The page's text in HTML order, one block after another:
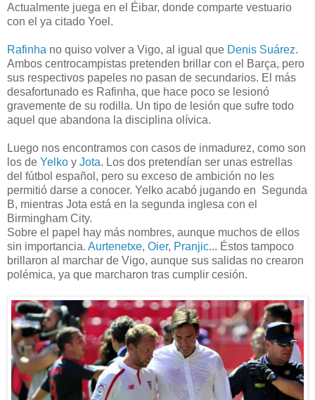
Actualmente juega en el Éibar, donde comparte vestuario
con el ya citado Yoel.
Rafinha no quiso volver a Vigo, al igual que Denis Suárez.
Ambos centrocampistas pretenden brillar con el Barça, pero
sus respectivos papeles no pasan de secundarios. El más
desafortunado es Rafinha, que hace poco se lesionó
gravemente de su rodilla. Un tipo de lesión que sufre todo
aquel que abandona la disciplina olívica.
Luego nos encontramos con casos de inmadurez, como son
los de Yelko y Jota. Los dos pretendían ser unas estrellas
del fútbol español, pero su exceso de ambición no les
permitió darse a conocer. Yelko acabó jugando en Segunda
B, mientras Jota está en la segunda inglesa con el
Birmingham City.
Sobre el papel hay más nombres, aunque muchos de ellos
sin importancia. Aurtenetxe, Oier, Pranjic... Éstos tampoco
brillaron al marchar de Vigo, aunque sus salidas no crearon
polémica, ya que marcharon tras cumplir cesión.